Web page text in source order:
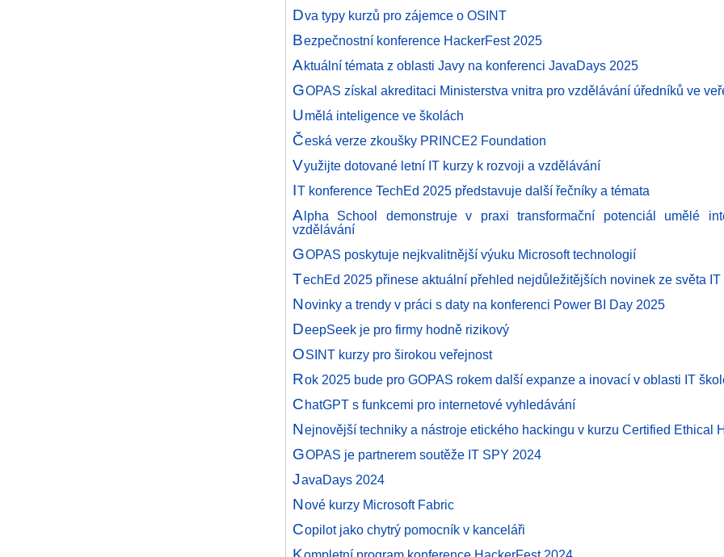
Dva typy kurzů pro zájemce o OSINT
Bezpečnostní konference HackerFest 2025
Aktuální témata z oblasti Javy na konferenci JavaDays 2025
GOPAS získal akreditaci Ministerstva vnitra pro vzdělávání úředníků ve
Umělá inteligence ve školách
Česká verze zkoušky PRINCE2 Foundation
Využijte dotované letní IT kurzy k rozvoji a vzdělávání
IT konference TechEd 2025 představuje další řečníky a témata
Alpha School demonstruje v praxi transformační potenciál umělé
vzdělávání
GOPAS poskytuje nejkvalitnější výuku Microsoft technologií
TechEd 2025 přinese aktuální přehled nejdůležitějších novinek ze světa IT
Novinky a trendy v práci s daty na konferenci Power BI Day 2025
DeepSeek je pro firmy hodně rizikový
OSINT kurzy pro širokou veřejnost
Rok 2025 bude pro GOPAS rokem další expanze a inovací v oblasti IT
ChatGPT s funkcemi pro internetové vyhledávání
Nejnovější techniky a nástroje etického hackingu v kurzu Certified Ethical
GOPAS je partnerem soutěže IT SPY 2024
JavaDays 2024
Nové kurzy Microsoft Fabric
Copilot jako chytrý pomocník v kanceláři